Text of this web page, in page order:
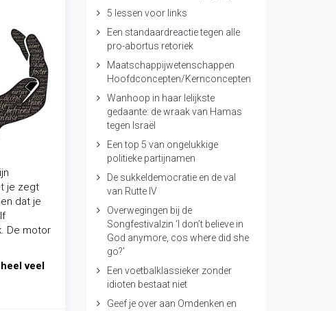
je zegt
dat je
De motor
veel
5 lessen voor links
Een standaardreactie tegen alle
pro-abortus retoriek
Maatschappijwetenschappen
Hoofdconcepten/Kernconcepten
Wanhoop in haar lelijkste
gedaante: de wraak van Hamas
tegen Israël
Een top 5 van ongelukkige
politieke partijnamen
De sukkeldemocratie en de val
van Rutte IV
Overwegingen bij de
Songfestivalzin ‘I don’t believe in
God anymore, cos where did she
go?’
Een voetbalklassieker zonder
idioten bestaat niet
Geef je over aan Omdenken en